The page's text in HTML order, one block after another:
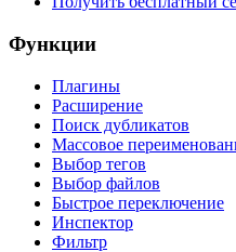
Функции
Плагины
Расширение
Поиск дубликатов
Массовое
Выбор тегов
Выбор файлов
Быстрое переключение
Инспектор
Фильтр